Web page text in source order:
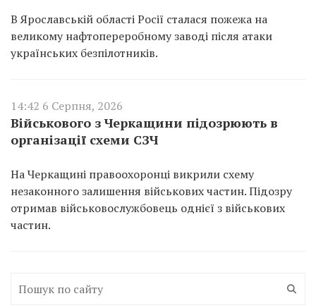
В Ярославській області Росії сталася пожежа на
великому нафтопереробному заводі після атаки
українських безпілотників.
14:42 6 Серпня, 2026
Військового з Черкащини підозрюють в
організації схеми СЗЧ
На Черкащині правоохоронці викрили схему
незаконного залишення військових частин. Підозру
отримав військовослужбовець однієї з військових
частин.